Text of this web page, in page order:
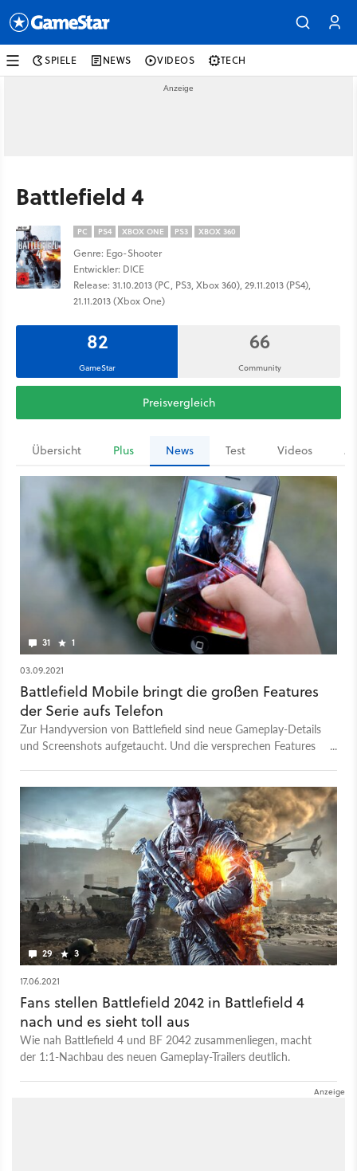
SPIELE NEWS VIDEOS TECH
Battlefield 4
PC PS4 XBOX ONE PS3 XBOX 360
Genre: Ego-Shooter
Entwickler: DICE
Release: 31.10.2013 (PC, PS3, Xbox 360), 29.11.2013 (PS4),
21.11.2013 (Xbox One)
82
GameStar
66
Community
Preisvergleich
Übersicht Plus News Test Videos
31 1
03.09.2021
Battlefield Mobile bringt die großen Features
der Serie aufs Telefon
Zur Handyversion von Battlefield sind neue Gameplay-Details
und Screenshots aufgetaucht. Und die versprechen Features
29 3
17.06.2021
Fans stellen Battlefield 2042 in Battlefield 4
nach und es sieht toll aus
Wie nah Battlefield 4 und BF 2042 zusammenliegen, macht
der 1:1-Nachbau des neuen Gameplay-Trailers deutlich.